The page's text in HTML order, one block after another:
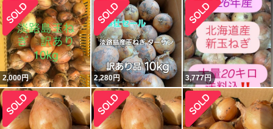
2,000円 2,280円 3,777円